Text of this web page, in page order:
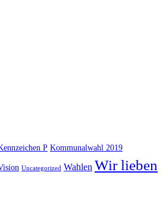
P Kommunalwahl 2019
Uncategorized Wahlen Wir lieben